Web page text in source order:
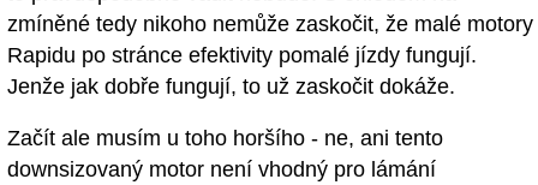
zmíněné tedy nikoho nemůže zaskočit, že malé motory
Rapidu po stránce efektivity pomalé jízdy fungují.
Jenže jak dobře fungují, to už zaskočit dokáže.
Začít ale musím u toho horšího - ne, ani tento
downsizovaný motor není vhodný pro lámání